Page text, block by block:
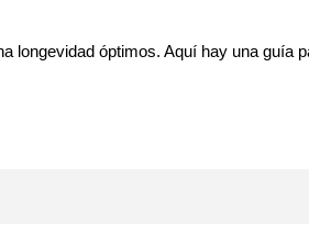
longevidad óptimos. Aquí hay una guía